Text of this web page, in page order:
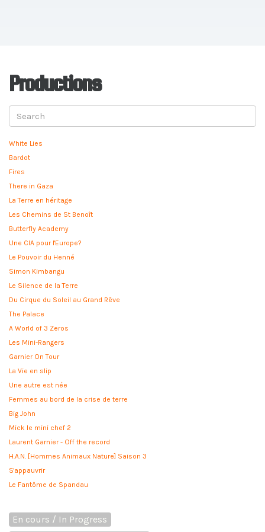
Productions
White Lies
Bardot
Fires
There in Gaza
La Terre en héritage
Les Chemins de St Benoît
Butterfly Academy
Une CIA pour l'Europe?
Le Pouvoir du Henné
Simon Kimbangu
Le Silence de la Terre
Du Cirque du Soleil au Grand Rêve
The Palace
A World of 3 Zeros
Les Mini-Rangers
Garnier On Tour
La Vie en slip
Une autre est née
Femmes au bord de la crise de terre
Big John
Mick le mini chef 2
Laurent Garnier - Off the record
H.A.N. [Hommes Animaux Nature] Saison 3
S'appauvrir
Le Fantôme de Spandau
En cours / In Progress